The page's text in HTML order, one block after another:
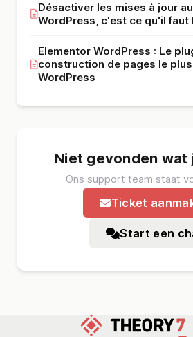
Désactiver les mises à jour
WordPress, c'est ce qu'il faut
Elementor WordPress : Le
construction de pages le
WordPress
Niet gevonden wat
Ons support team staat
Ticket
Start een